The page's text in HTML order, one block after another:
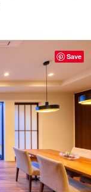
Save